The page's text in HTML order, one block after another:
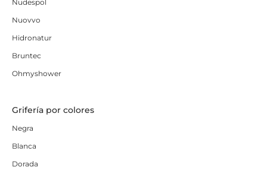
Nudespol
Nuovvo
Hidronatur
Bruntec
Ohmyshower
Grifería por colores
Negra
Blanca
Dorada